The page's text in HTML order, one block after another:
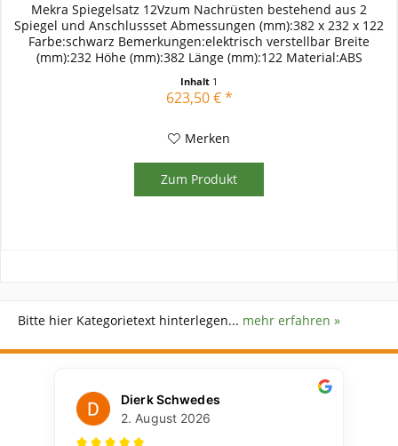
Mekra Spiegelsatz 12Vzum Nachrüsten bestehend aus 2
Spiegel und Anschlussset Abmessungen (mm):382 x 232 x 122
Farbe:schwarz Bemerkungen:elektrisch verstellbar Breite
(mm):232 Höhe (mm):382 Länge (mm):122 Material:ABS
Inhalt 1
623,50 € *
Merken
Zum Produkt
Bitte hier Kategorietext hinterlegen... mehr erfahren »